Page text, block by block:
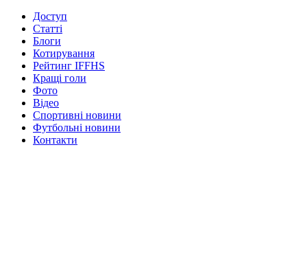
Доступ
Статті
Блоги
Котирування
Рейтинг IFFHS
Кращі голи
Фото
Відео
Спортивні новини
Футбольні новини
Контакти